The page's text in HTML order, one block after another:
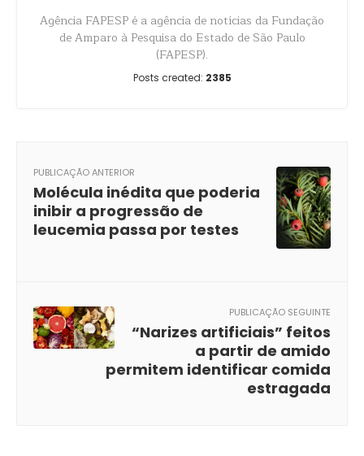
Agência FAPESP é a agência de notícias da Fundação
de Amparo à Pesquisa do Estado de São Paulo
(FAPESP).
Posts created: 2385
PUBLICAÇÃO ANTERIOR
Molécula inédita que poderia
inibir a progressão de
leucemia passa por testes
PUBLICAÇÃO SEGUINTE
“Narizes artificiais” feitos
a partir de amido
permitem identificar comida
estragada